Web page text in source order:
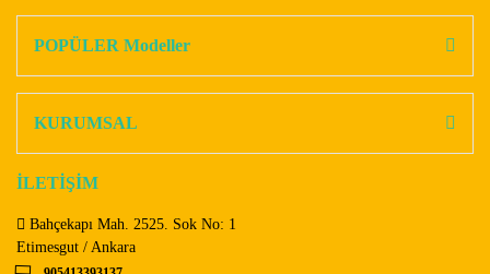
Ürün açıklamasında eksik bilgiler bulunuyor.
Bu ürüne benzer farklı alternatifler olmalı.
POPÜLER Modeller
KURUMSAL
İLETİŞİM
Bahçekapı Mah. 2525. Sok No: 1
Etimesgut / Ankara